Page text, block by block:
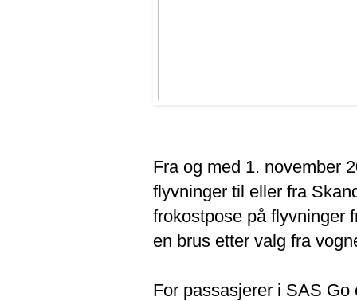
Fra og med 1. november
flyvninger til eller fra
frokostpose på flyvninger
en brus etter valg fra
For passasjerer i SAS